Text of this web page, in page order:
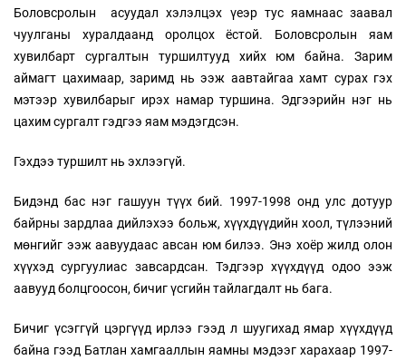
Боловсролын асуудал хэлэлцэх үеэр тус яамнаас заавал
чуулганы хуралдаанд оролцох ёстой. Боловсролын яам
хувилбарт сургалтын туршилтууд хийх юм байна. Зарим
аймагт цахимаар, заримд нь ээж аавтайгаа хамт сурах гэх
мэтээр хувилбарыг ирэх намар туршина. Эдгээрийн нэг нь
цахим сургалт гэдгээ яам мэдэгдсэн.
Гэхдээ туршилт нь эхлээгүй.
Бидэнд бас нэг гашуун түүх бий. 1997-1998 онд улс дотуур
байрны зардлаа дийлэхээ больж, хүүхдүүдийн хоол, түлээний
мөнгийг ээж аавуудаас авсан юм билээ. Энэ хоёр жилд олон
хүүхэд сургуулиас завсардсан. Тэдгээр хүүхдүүд одоо ээж
аавууд болцгоосон, бичиг үсгийн тайлагдалт нь бага.
Бичиг үсэггүй цэргүүд ирлээ гээд л шуугихад ямар хүүхдүүд
байна гээд Батлан хамгааллын яамны мэдээг харахаар 1997-